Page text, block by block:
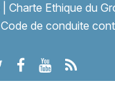
Charte Ethique du
Code de conduite